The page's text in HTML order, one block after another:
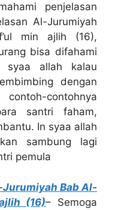
penjelasan
Al-Jurumiyah
min ajlih (16),
bisa difahami
allah kalau
dengan
contohnya
santri faham,
In syaa allah
sambung lagi
pemula
Bab Al-
(16)– Semoga